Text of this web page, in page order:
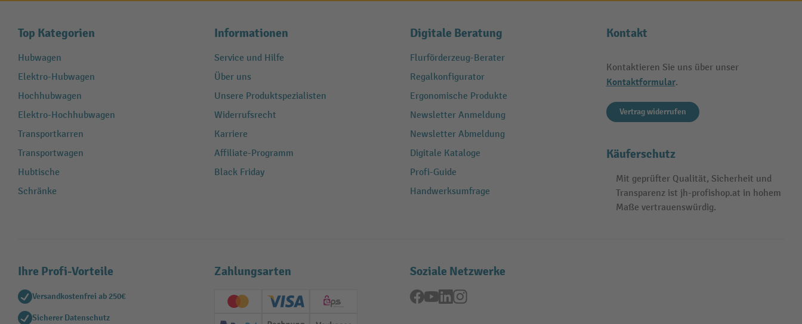
Top Kategorien
Hubwagen
Elektro-Hubwagen
Hochhubwagen
Elektro-Hochhubwagen
Transportkarren
Transportwagen
Hubtische
Schränke
Informationen
Service und Hilfe
Über uns
Unsere Produktspezialisten
Widerrufsrecht
Karriere
Affiliate-Programm
Black Friday
Digitale Beratung
Flurförderzeug-Berater
Regalkonfigurator
Ergonomische Produkte
Newsletter Anmeldung
Newsletter Abmeldung
Digitale Kataloge
Profi-Guide
Handwerksumfrage
Kontakt
Kontaktieren Sie uns über unser
Kontaktformular.
Vertrag widerrufen
Käuferschutz
Mit geprüfter Qualität, Sicherheit und
Transparenz ist jh-profishop.at in hohem
Maße vertrauenswürdig.
Ihre Profi-Vorteile
Versandkostenfrei ab 250€
Sicherer Datenschutz
Zahlungsarten
Creditcard (Master)Creditcard (Visa)
EPS
Soziale Netzwerke
Facebook
YouTubeLinkedInInstagram